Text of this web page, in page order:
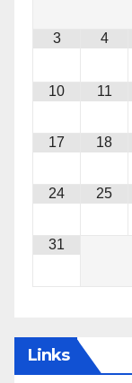
3 4
10 11
17 18
24 25
31
Links